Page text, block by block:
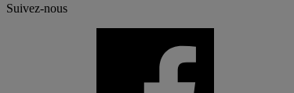
Suivez-nous